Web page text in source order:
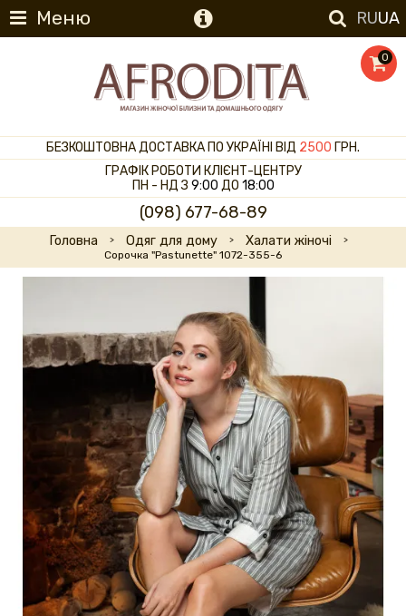
Меню RUUA
0
БЕЗКОШТОВНА ДОСТАВКА ПО УКРАЇНІ ВІД 2500 ГРН.
ГРАФІК РОБОТИ КЛІЄНТ-ЦЕНТРУ
ПН - НД З 9:00 ДО 18:00
(098) 677-68-89
Головна Одяг для дому Халати жіночі
Сорочка "Pastunette" 1072-355-6